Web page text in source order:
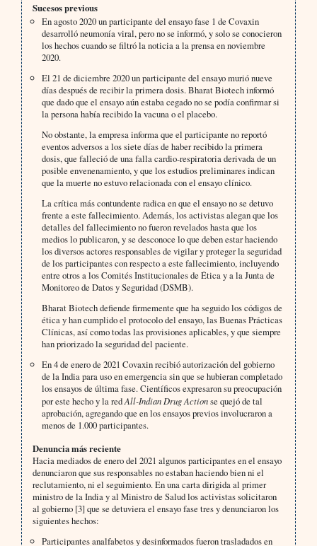
Sucesos previous
En agosto 2020 un participante del ensayo fase 1 de Covaxin
desarrolló neumonía viral, pero no se informó, y solo se conocieron
los hechos cuando se filtró la noticia a la prensa en noviembre
2020.
El 21 de diciembre 2020 un participante del ensayo murió nueve
días después de recibir la primera dosis. Bharat Biotech informó
que dado que el ensayo aún estaba cegado no se podía confirmar si
la persona había recibido la vacuna o el placebo.
No obstante, la empresa informa que el participante no reportó
eventos adversos a los siete días de haber recibido la primera
dosis, que falleció de una falla cardio-respiratoria derivada de un
posible envenenamiento, y que los estudios preliminares indican
que la muerte no estuvo relacionada con el ensayo clínico.
La crítica más contundente radica en que el ensayo no se detuvo
frente a este fallecimiento. Además, los activistas alegan que los
detalles del fallecimiento no fueron revelados hasta que los
medios lo publicaron, y se desconoce lo que deben estar haciendo
los diversos actores responsables de vigilar y proteger la seguridad
de los participantes con respecto a este fallecimiento, incluyendo
entre otros a los Comités Institucionales de Ética y a la Junta de
Monitoreo de Datos y Seguridad (DSMB).
Bharat Biotech defiende firmemente que ha seguido los códigos de
ética y han cumplido el protocolo del ensayo, las Buenas Prácticas
Clínicas, así como todas las provisiones aplicables, y que siempre
han priorizado la seguridad del paciente.
En 4 de enero de 2021 Covaxin recibió autorización del gobierno
de la India para uso en emergencia sin que se hubieran completado
los ensayos de última fase. Científicos expresaron su preocupación
por este hecho y la redAll-Indian Drug Actionse quejó de tal
aprobación, agregando que en los ensayos previos involucraron a
menos de 1.000 participantes.
Denuncia más reciente
Hacia mediados de enero del 2021 algunos participantes en el ensayo
denunciaron que sus responsables no estaban haciendo bien ni el
reclutamiento, ni el seguimiento. En una carta dirigida al primer
ministro de la India y al Ministro de Salud los activistas solicitaron
al gobierno [3] que se detuviera el ensayo fase tres y denunciaron los
siguientes hechos:
Participantes analfabetos y desinformados fueron trasladados en